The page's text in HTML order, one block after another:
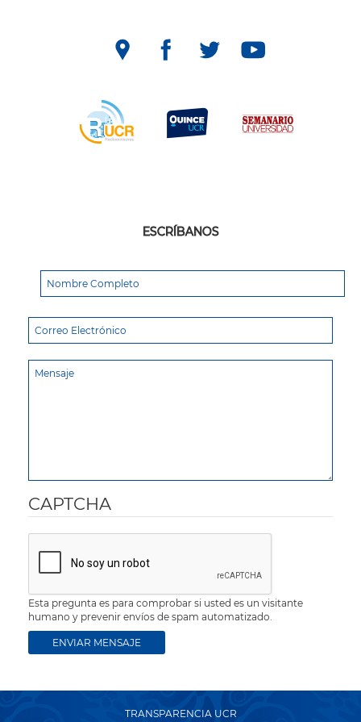
ESCRÍBANOS
CAPTCHA
Esta pregunta es para comprobar si usted es un visitante
humano y prevenir envíos de spam automatizado.
TRANSPARENCIA UCR